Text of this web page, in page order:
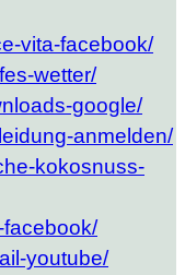
vita-facebook/
wetter/
google/
anmelden/
kokosnuss-
facebook/
youtube/